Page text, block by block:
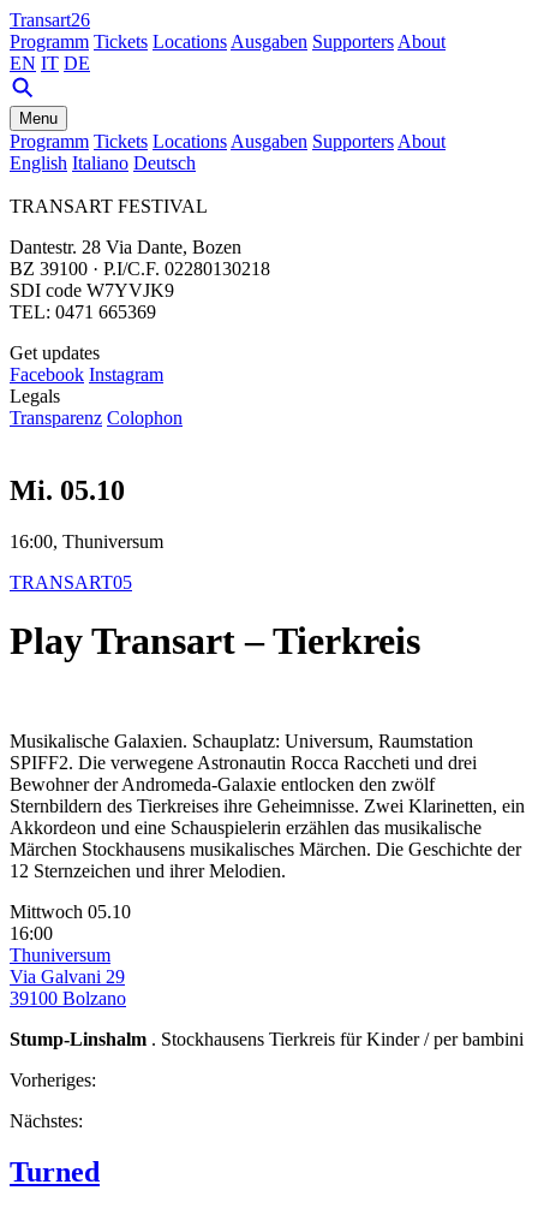
Transart26
Programm Tickets Locations Ausgaben Supporters About
EN IT DE
Menu
Programm Tickets Locations Ausgaben Supporters About
English Italiano Deutsch
TRANSART FESTIVAL
Dantestr. 28 Via Dante, Bozen
BZ 39100 · P.I/C.F. 02280130218
SDI code W7YVJK9
TEL: 0471 665369
Get updates
Facebook Instagram
Legals
Transparenz Colophon
Mi. 05.10
16:00, Thuniversum
TRANSART05
Play Transart – Tierkreis
Musikalische Galaxien. Schauplatz: Universum, Raumstation
SPIFF2. Die verwegene Astronautin Rocca Raccheti und drei
Bewohner der Andromeda-Galaxie entlocken den zwölf
Sternbildern des Tierkreises ihre Geheimnisse. Zwei Klarinetten, ein
Akkordeon und eine Schauspielerin erzählen das musikalische
Märchen Stockhausens musikalisches Märchen. Die Geschichte der
12 Sternzeichen und ihrer Melodien.
Mittwoch 05.10
16:00
Thuniversum
Via Galvani 29
39100 Bolzano
Stump-Linshalm . Stockhausens Tierkreis für Kinder / per bambini
Vorheriges:
Nächstes:
Turned